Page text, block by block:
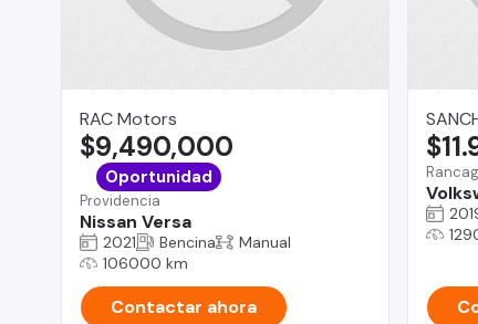
RAC Motors
Providencia
Nissan Versa
$9,490,000
Oportunidad
2021 Bencina
Manual
106000 km
Contactar ahora